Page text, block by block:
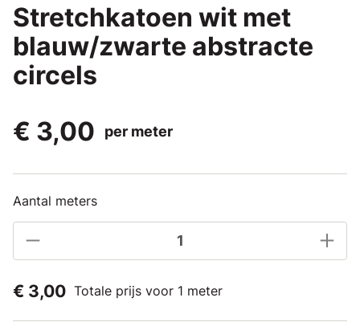
Stretchkatoen wit met
blauw/zwarte abstracte
circels
€ 3,00
per meter
Aantal meters
€ 3,00 Totale prijs voor 1 meter